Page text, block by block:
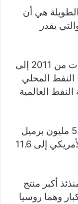
هي أن
يقدر
استطاعت في أقل من ثمانية سنوات من 2011 إلى
النفط المحلي
العالمية
ففي 2011 مثلاً كانت أمريكا تنتج 5.7 مليون برميل
يومياًبينما في 2018 وصل الإنتاج الأمريكي إلى 11.6
أكبر منتج
وهما روسيا